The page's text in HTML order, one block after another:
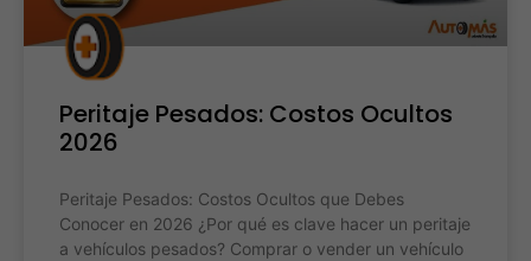
Peritaje Pesados: Costos Ocultos
2026
Peritaje Pesados: Costos Ocultos que Debes
Conocer en 2026 ¿Por qué es clave hacer un peritaje
a vehículos pesados? Comprar o vender un vehículo